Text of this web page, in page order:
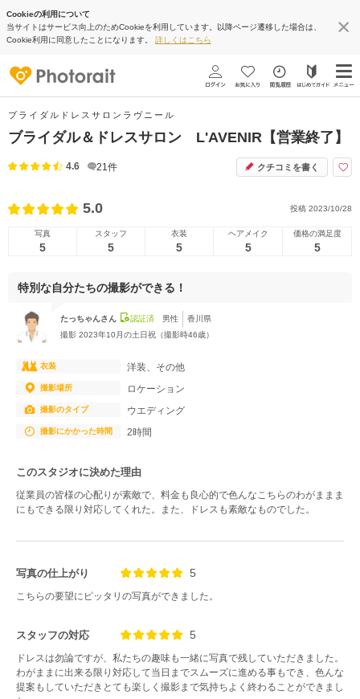
Cookieの利用について
当サイトはサービス向上のためCookieを利用しています。以降ページ遷移した場合は、
Cookie利用に同意したことになります。 詳しくはこちら
ブライダルドレスサロンラヴニール
ブライダル＆ドレスサロン L'AVENIR【営業終了】
4.6 21 件 クチコミを書く
5.0 投稿 2023/10/28
写真
5
スタッフ
5
衣装
5
ヘアメイク
5
価格の満足度
5
特別な自分たちの撮影ができる！
たっちゃんさん 認証済 男性
香川県
撮影 2023年10月の土日祝（撮影時46歳）
衣装 洋装、その他
撮影場所 ロケーション
撮影のタイプ ウエディング
撮影にかかった時間 2時間
このスタジオに決めた理由
従業員の皆様の心配りが素敵で、料金も良心的で色んなこちらのわがままま
にもできる限り対応してくれた。また、ドレスも素敵なものでした。
写真の仕上がり 5
こちらの要望にピッタリの写真ができました。
スタッフの対応 5
ドレスは勿論ですが、私たちの趣味も一緒に写真で残していただきました。
わがままに出来る限り対応して当日までスムーズに進める事もでき、色んな
提案もしていただきとても楽しく撮影まで気持ちよく終わることができまし